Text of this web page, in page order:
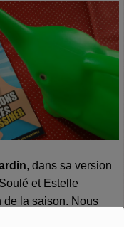
, dans sa version
et Estelle
de la saison. Nous